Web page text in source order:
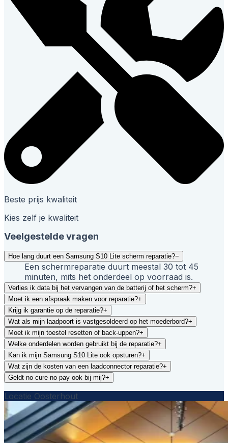
Beste prijs kwaliteit
Kies zelf je kwaliteit
Veelgestelde vragen
Hoe lang duurt een Samsung S10 Lite scherm reparatie?−
Een schermreparatie duurt meestal 30 tot 45
minuten, mits het onderdeel op voorraad is.
Verlies ik data bij het vervangen van de batterij of het scherm?+
Moet ik een afspraak maken voor reparatie?+
Krijg ik garantie op de reparatie?+
Wat als mijn laadpoort is vastgesoldeerd op het moederbord?+
Moet ik mijn toestel resetten of back-uppen?+
Welke onderdelen worden gebruikt bij de reparatie?+
Kan ik mijn Samsung S10 Lite ook opsturen?+
Wat zijn de kosten van een laadconnector reparatie?+
Geldt no-cure-no-pay ook bij mij?+
Locatie Oosterhout